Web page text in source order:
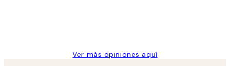
Ver más opiniones aquí